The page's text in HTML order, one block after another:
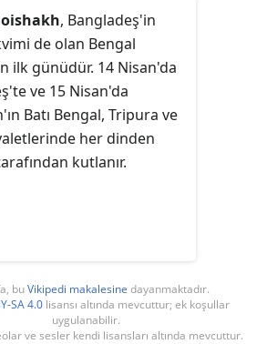
Miladi takvimin yeni yılı
denk gelmektedir.
1 Ocak'ı resmî tatil
, Bangladeş'in
de olan Bengal
ilk günüdür. 14 Nisan'da
ve 15 Nisan'da
Batı Bengal, Tripura ve
her dinden
kutlanır.
buVikipedi makalesine dayanmaktadır.
SA 4.0 lisansı altında mevcuttur; ek koşullar
uygulanabilir.
ve sesler kendi lisansları altında mevcuttur.